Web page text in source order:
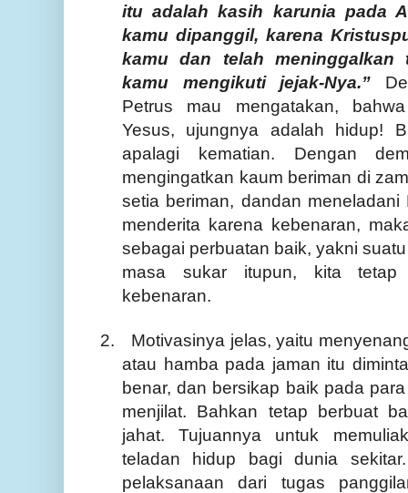
itu adalah kasih karunia pada
kamu dipanggil, karena
kamu dan telah meninggalkan
kamu mengikuti jejak-Nya.”
Petrus mau mengatakan,
Yesus, ujungnya adalah hidup!
apalagi kematian. Dengan
mengingatkan kaum beriman di
setia beriman, dandan meneladani
menderita karena kebenaran,
sebagai perbuatan baik, yakni
masa sukar itupun, kita tetap
kebenaran.
2.
Motivasinya jelas, yaitu
atau hamba pada jaman itu
benar, dan bersikap baik pada
menjilat. Bahkan tetap berbuat
jahat. Tujuannya
untuk
teladan hidup bagi dunia
pelaksanaan dari tugas